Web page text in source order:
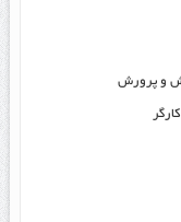
و پرورش